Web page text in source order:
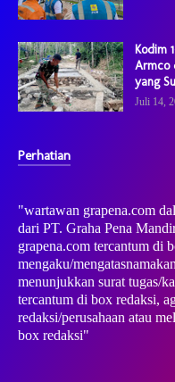
Kodim
Armco
yang
Juli 14,
Perhatian
"wartawan grapena.com
dari PT. Graha Pena
grapena.com tercantum di
mengaku/
menunjukkan surat tugas/
tercantum di box redaksi,
redaksi/perusahaan atau
box redaksi"